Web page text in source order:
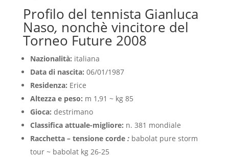
Profilo del tennista Gianluca
Naso, nonchè vincitore del
Torneo Future 2008
Nazionalità: italiana
Data di nascita: 06/01/1987
Residenza: Erice
Altezza e peso: m 1,91 ~ kg 85
Gioca: destrimano
Classifica attuale-migliore: n. 381 mondiale
Racchetta – tensione corde : babolat pure storm
tour ~ babolat kg 26-25